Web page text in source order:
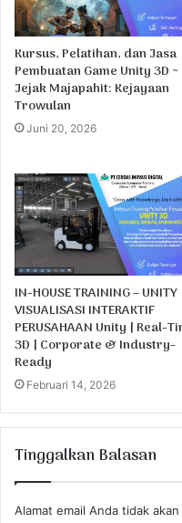
Kursus, Pelatihan, dan Jasa
Pembuatan Game Unity 3D ~
Jejak Majapahit: Kejayaan
Trowulan
Juni 20, 2026
IN-HOUSE TRAINING – UNITY
VISUALISASI INTERAKTIF
PERUSAHAAN Unity | Real-
3D | Corporate & Industry-
Ready
Februari 14, 2026
Tinggalkan Balasan
Alamat email Anda tidak